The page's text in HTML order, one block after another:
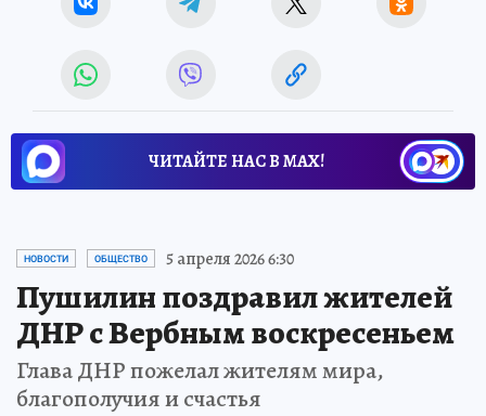
ЧИТАЙТЕ НАС В МАХ!
НОВОСТИ ОБЩЕСТВО 5 апреля 2026 6:30
Пушилин поздравил жителей
ДНР с Вербным воскресеньем
Глава ДНР пожелал жителям мира,
благополучия и счастья